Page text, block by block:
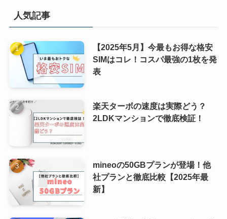
人気記事
【2025年5月】今最もお得な格安
SIMはコレ！コスパ最強の1枚を発
表
楽天ターボの速度は実際どう？
2LDKマンションで徹底検証！
mineoの50GBプランが登場！他
社プランと徹底比較【2025年最
新】